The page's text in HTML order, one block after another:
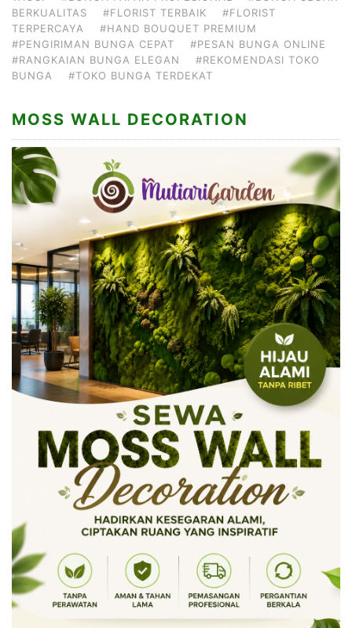
BERKUALITAS
#FLORIST TERBAIK
#FLORIST
TERPERCAYA
#HAND BOUQUET PREMIUM
#PENGIRIMAN BUNGA CEPAT
#PESAN BUNGA ONLINE
#RANGKAIAN BUNGA ELEGAN
#REKOMENDASI TOKO
BUNGA
#TOKO BUNGA TERDEKAT
MOSS WALL DECORATION